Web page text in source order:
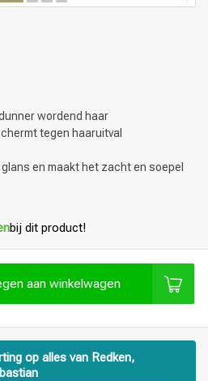
wordend haar
tegen haaruitval
en maakt het zacht en soepel
bij dit product!
aan winkelwagen
op alles van Redken,